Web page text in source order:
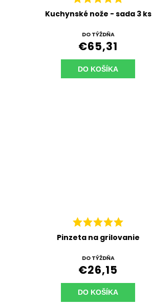
Kuchynské nože - sada 3 ks
DO TÝŽDŇA
€65,31
DO KOŠÍKA
Pinzeta na grilovanie
DO TÝŽDŇA
€26,15
DO KOŠÍKA